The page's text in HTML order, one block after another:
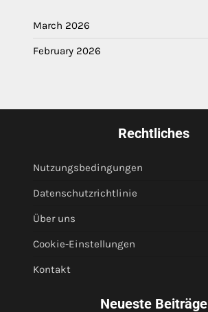
March 2026
February 2026
Rechtliches
Nutzungsbedingungen
Datenschutzrichtlinie
Über uns
Cookie-Einstellungen
Kontakt
Neueste Beiträge